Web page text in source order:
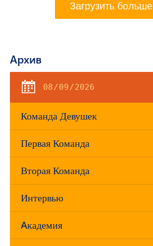
Загрузить больше
Архив
Команда Девушек
Первая Команда
Вторая Команда
Интервью
Aкадемия